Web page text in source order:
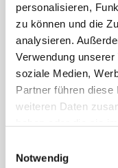
personalisieren,
zu können und die
analysieren.
Verwendung
soziale Medien,
Partner führen
weiteren Daten
Cookies, wenn Sie
Notwendig
„Dies wird
führen, dass in
nachgefragt
Arztpraxen und
Mitarbeiter
ausgesetzt. Der
warnt die BÄK in